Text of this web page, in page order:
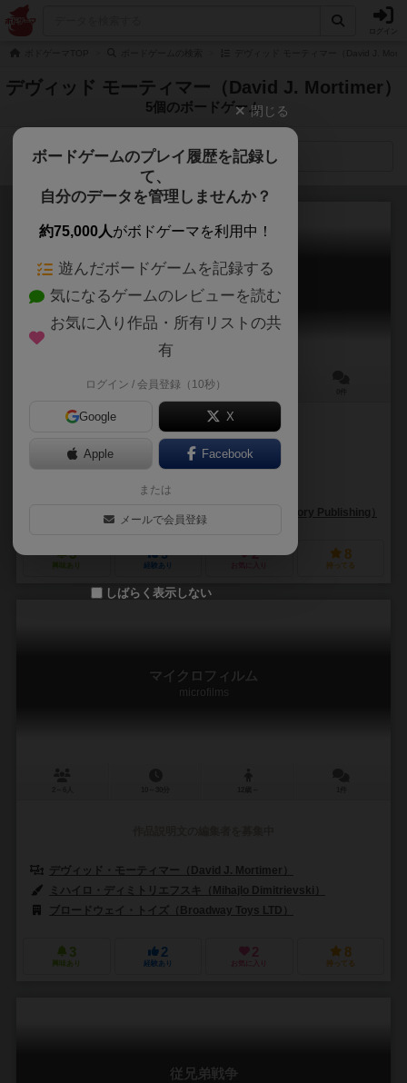
デヴィッド モーティマー（David J. Mortimer）
5個のボードゲーム
検索メニュー
ポケットインペリウム
Pocket Imperium
30～45分
作品説明文の編集者を募集中
デヴィッド・モーティマー（David J. Mortimer）
ブレット・ギルバート（Brett J. Gilbert）
ゲームファクトリーパブリッシング（Games Factory Publishing）
5
興味あり
9
経験あり
2 8
持ってる
マイクロフィルム
microfilms
デヴィッド・モーティマー（David J. Mortimer）
ミハイロ・ディミトリエフスキ（Mihajlo Dimitrievski）
ブロードウェイ・トイズ（Broadway Toys LTD）
3
興味あり
2
経験あり
2
お気に入り
8
持ってる
従兄弟戦争
閉じる
ボードゲームのプレイ履歴を記録し
て、
自分のデータを管理しませんか？
約75,000人がボドゲーマを利用中！
遊んだボードゲームを記録する
気になるゲームのレビューを読む
お気に入り作品・所有リストの共
有
ログイン / 会員登録（10秒）
Google X
Apple Facebook
または
メールで会員登録
しばらく表示しない